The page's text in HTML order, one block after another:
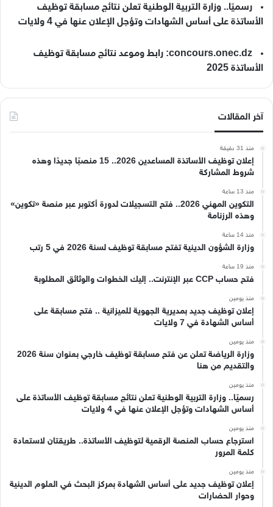
رسميًا.. وزارة التربية الوطنية تعلن نتائج مسابقة توظيف
الأساتذة على أساس الشهادات وتؤجل الإعلان عنها في 4 ولايات
concours.onec.dz: رابط وموعد نتائج مسابقة توظيف
الأساتذة 2025
آخر المقالات
منذ 31 دقيقة
إعلان توظيف الأساتذة المساعدين 2026.. 15 منصبًا جديدًا وهذه
شروط المشاركة
منذ 13 ساعة
التكوين المهني 2026.. فتح التسجيلات لدورة أكتوبر عبر منصة «تكوين»
وهذه الرزنامة
منذ 14 ساعة
وزارة الشؤون الدينية تفتح مسابقة توظيف لسنة 2026 في 5 رتب
منذ 19 ساعة
فتح حساب CCP عبر الإنترنت.. إليك الخطوات والوثائق المطلوبة
منذ يومين
إعلان توظيف جديد بمديرية الجهوية للميزانية .. فتح مسابقة على
أساس الشهادة في 7 ولايات
منذ يومين
وزارة الرياضة تعلن عن فتح مسابقة توظيف خارجي بعنوان سنة 2026
والتقديم من هنا
منذ يومين
رسميًا.. وزارة التربية الوطنية تعلن نتائج مسابقة توظيف الأساتذة على
أساس الشهادات وتؤجل الإعلان عنها في 4 ولايات
منذ يومين
استرجاع حساب المنصة الرقمية لتوظيف الأساتذة.. طريقتان لاستعادة
كلمة المرور
منذ يومين
إعلان توظيف جديد على أساس الشهادة بمركز البحث في العلوم الدينية
وحوار الحضارات